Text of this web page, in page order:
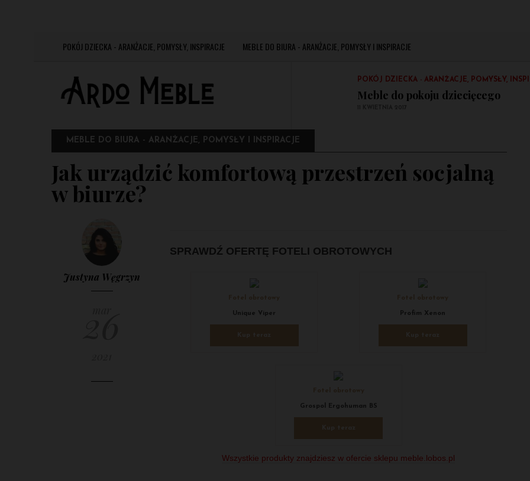
POKÓJ DZIECKA - ARANŻACJE, POMYSŁY, INSPIRACJE MEBLE DO BIURA - ARANŻACJE, POMYSŁY I INSPIRACJE
Meble w pokoju dziecięcym –
POKÓJ DZIECKA - ARANŻACJE, POMYSŁY,
Meble do pokoju dziecięcego
MEBLE DO BIURA - ARANŻACJE, POMYSŁY I INSPIRACJE
Jak urządzić komfortową przestrzeń socjalną
w biurze?
Justyna Węgrzyn
SPRAWDŹ OFERTĘ FOTELI OBROTOWYCH
Unique Viper Profim Xenon
Grospol Ergohuman BS
Wszystkie produkty znajdziesz w ofercie sklepu meble.lobos.pl